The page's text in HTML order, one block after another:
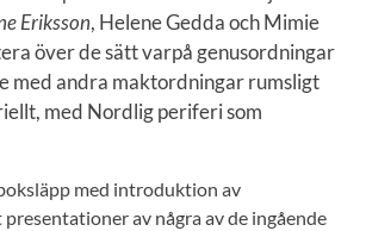
Eriksson, Helene GeddaochMimie
över de sätt varpå genusordningar
med andra maktordningar rumsligt
med Nordlig periferi som
med introduktion av
av några av de ingående